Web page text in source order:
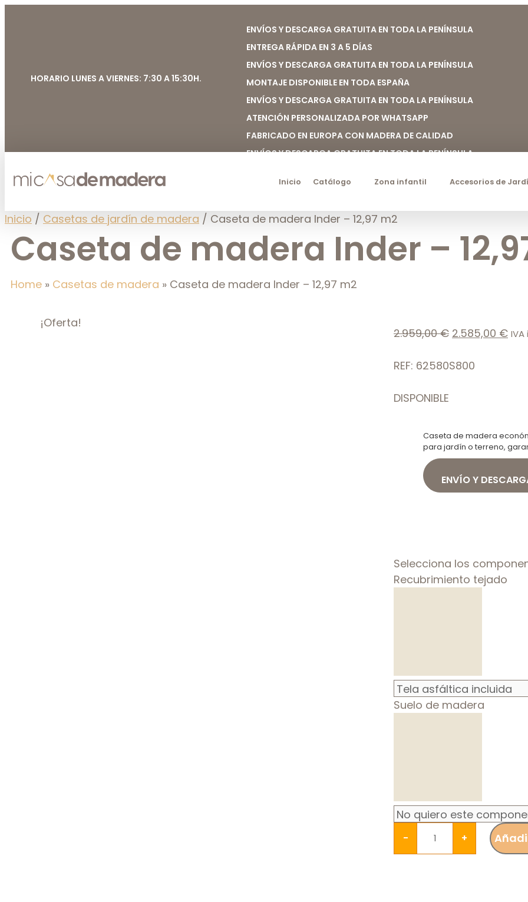
HORARIO LUNES A VIERNES: 7:30 A 15:30H.
ENVÍOS Y DESCARGA GRATUITA EN TODA LA PENÍNSULA
ENTREGA RÁPIDA EN 3 A 5 DÍAS
ENVÍOS Y DESCARGA GRATUITA EN TODA LA PENÍNSULA
MONTAJE DISPONIBLE EN TODA ESPAÑA
ENVÍOS Y DESCARGA GRATUITA EN TODA LA PENÍNSULA
ATENCIÓN PERSONALIZADA POR WHATSAPP
FABRICADO EN EUROPA CON MADERA DE CALIDAD
ENVÍOS Y DESCARGA GRATUITA EN TODA LA PENÍNSULA
Inicio Catálogo Zona infantil Accesorios de
Inicio / Casetas de jardín de madera / Caseta de madera Inder – 12,97 m2
Caseta de madera Inder –
Home » Casetas de madera » Caseta de madera Inder – 12,97 m2
¡Oferta!
2.959,00€ 2.585,00 € IVA
REF: 62580S800
DISPONIBLE
Caseta de madera
para jardín o terreno,
ENVÍO Y
Selecciona los
Recubrimiento tejado
Suelo de madera
- +